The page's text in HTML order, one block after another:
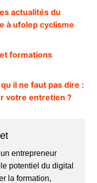
actualités du
à ufolep cyclisme
formations
il ne faut pas dire :
votre entretien ?
entrepreneur
potentiel du digital
la formation,